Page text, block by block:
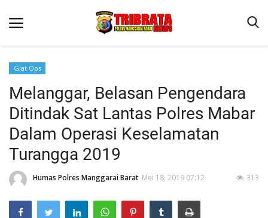
Beranda
Binkam
Terms & Conditions
Reskrim
Lantas
Polisi Kita
Giat Ops
Melanggar, Belasan Pengendara
Ditindak Sat Lantas Polres Mabar
Dalam Operasi Keselamatan
Turangga 2019
Humas Polres Manggarai Barat Mei 18, 2019 07:12 313